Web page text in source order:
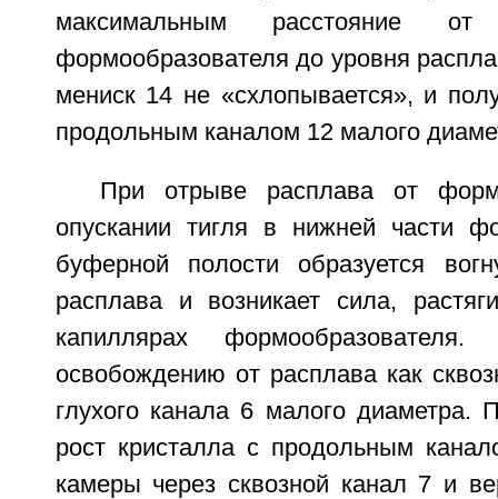
максимальным расстояние
формообразователя до уровня
мениск 14 не «схлопывается», и
продольным каналом 12 малого
При отрыве расплава от
опускании тигля в нижней части
буферной полости образуется
расплава и возникает сила,
капиллярах формообразователя.
освобождению от расплава как
глухого канала 6 малого диаметра.
рост кристалла с продольным
камеры через сквозной канал 7 и